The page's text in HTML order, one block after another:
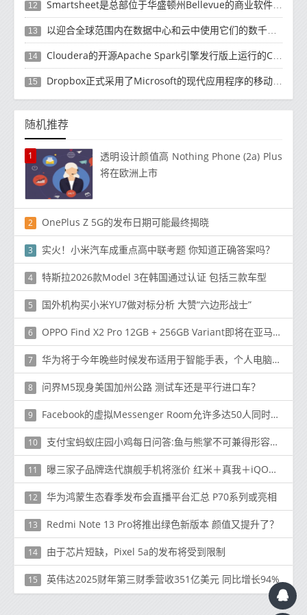
12 Smartsheet是总部位于华盛顿州Bellevue的商业软件制造商
13 以迎合全球范围内在数据中心和云中使用它们的数千名客户
14 Cloudera的开源Apache Spark引擎发行版上运行的Cloud Dataflow版本
15 Dropbox正式​​采用了Microsoft的现代应用程序的移动计算方法
随机推荐
1
透明设计颜值高 Nothing Phone (2a) Plus
将在欧洲上市
2 OnePlus Z 5G的发布日期可能最终揭晓
3 实火！小米汽车成重点高中联考题 你知道正确答案吗？
4 特斯拉2026款Model 3在韩国通过认证 包括三款车型
5 国外机构买小米YU7做对标分析 大赞“六边形战士”
6 OPPO Find X2 Pro 12GB + 256GB Variant即将在亚马逊印度上市，售价为69,990卢比
7 华为将于今年晚些时候发布适用于智能手表，个人电脑和平板电脑的HarmonyOS 2.0
8 问界M5现身美国加州公路 测试车还是平行进口车？
9 Facebook的虚拟Messenger Room允许多达50人同时进行视频
10 支付宝蚂蚁庄园小鸡每日问答:鱼与熊掌不可兼得形容理财
11 曝三家子品牌迭代旗舰手机将涨价 红米＋真我＋iQOO？
12 华为鸿蒙生态春季发布会直播平台汇总 P70系列或亮相
13 Redmi Note 13 Pro将推出绿色新版本 颜值又提升了？
14 由于芯片短缺，Pixel 5a的发布将受到限制
15 英伟达2025财年第三财季营收351亿美元 同比增长94%